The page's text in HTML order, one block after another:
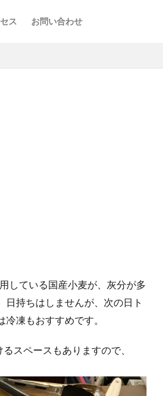
ス お問い合わせ
している国産小麦が、灰分が多
日持ちはしませんが、次の日ト
凍もおすすめです。
スペースもありますので、